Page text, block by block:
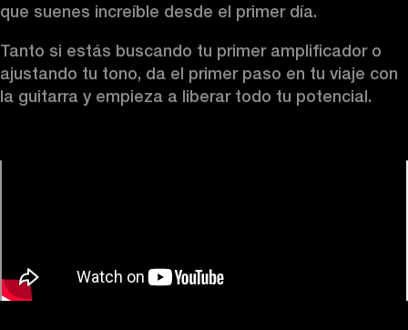
que suenes increíble desde el primer día.
Tanto si estás buscando tu primer amplificador o
ajustando tu tono, da el primer paso en tu viaje con
la guitarra y empieza a liberar todo tu potencial.